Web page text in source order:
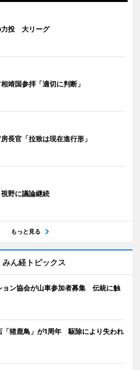
力投 大リーグ
靖国参拝「適切に判断」
長官「拉致は現在進行形」
視野に議論継続
もっと見る
みん経トピックス
ョン協会が山車参加者募集 伝統に触
「猪鹿鳥」が1周年 駆除により失われ